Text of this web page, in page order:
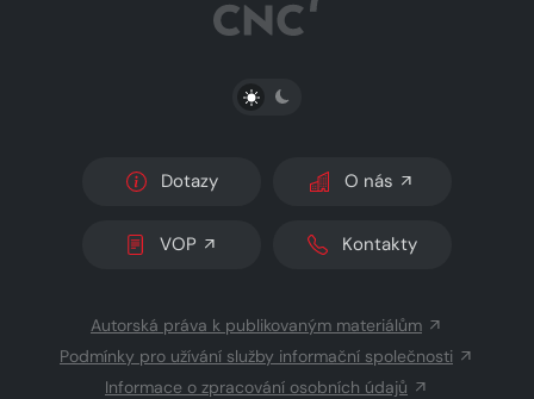
PŘEPNOUT SVĚTLÝ/TMAVÝ REŽIM
Dotazy O nás
VOP Kontakty
Autorská práva k publikovaným materiálům
Podmínky pro užívání služby informační společnosti
Informace o zpracování osobních údajů